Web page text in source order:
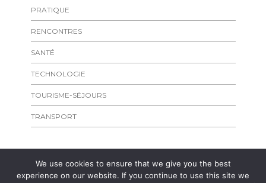
PRATIQUE
RENCONTRES
SANTÉ
TECHNOLOGIE
TOURISME-SÉJOURS
TRANSPORT
We use cookies to ensure that we give you the best
experience on our website. If you continue to use this site we